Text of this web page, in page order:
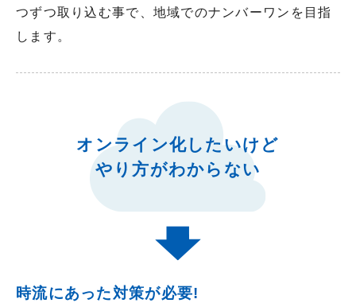
つずつ取り込む事で、地域でのナンバーワンを目指
します。
オンライン化したいけど
やり方がわからない
時流にあった対策が必要!